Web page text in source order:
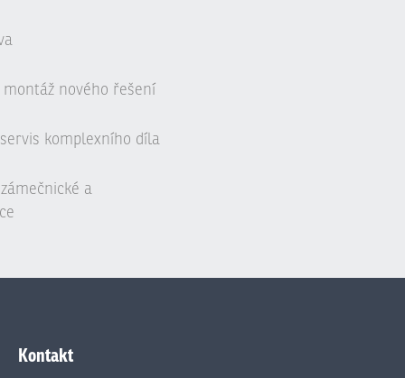
nového řešení
komplexního díla
a
Kontakt